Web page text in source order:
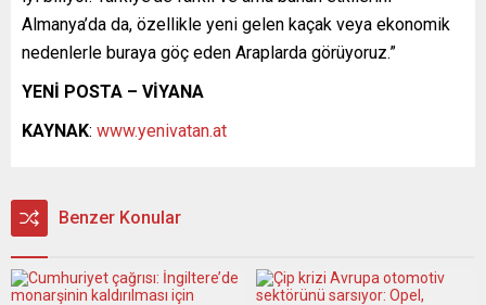
Almanya’da da, özellikle yeni gelen kaçak veya ekonomik
nedenlerle buraya göç eden Araplarda görüyoruz.”
YENİ POSTA – VİYANA
KAYNAK: www.yenivatan.at
Benzer Konular